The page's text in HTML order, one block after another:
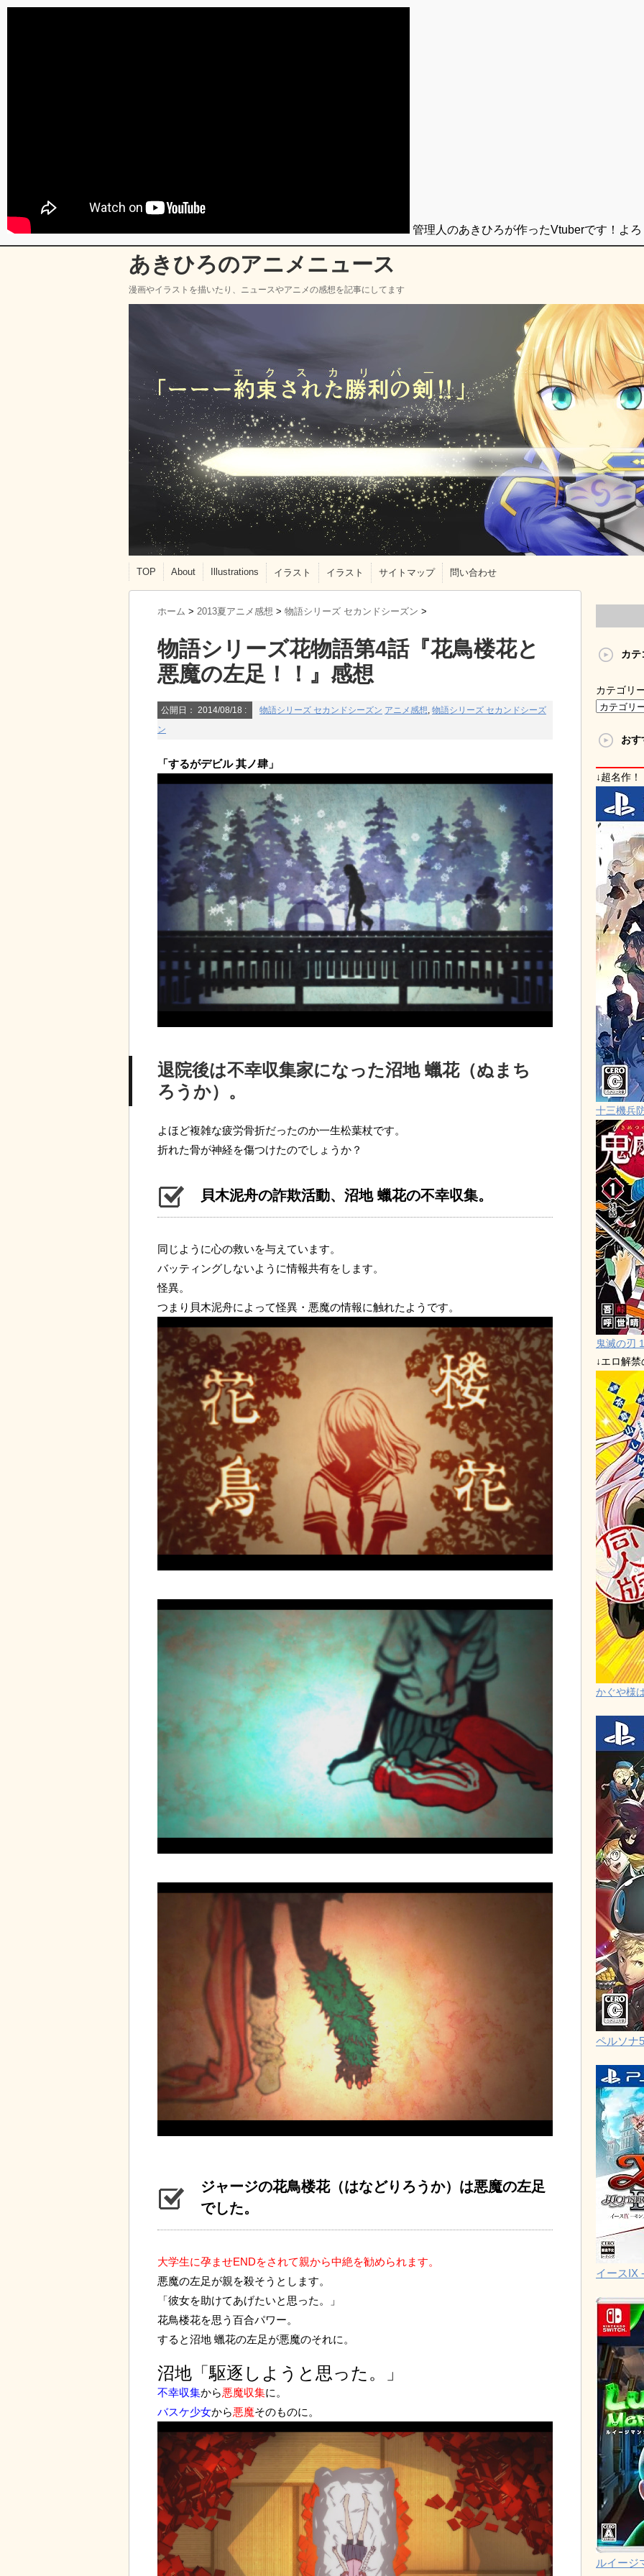
あきひろのアニメニュース
漫画やイラストを描いたり、ニュースやアニメの感想を記事にしてます
TOP About Illustrations イラスト イラスト サイトマップ 問い合わせ
ホーム > 2013夏アニメ感想 > 物語シリーズ セカンドシーズン >
物語シリーズ花物語第4話『花鳥楼花と
悪魔の左足！！』感想
公開日： 2014/08/18 : 物語シリーズ セカンドシーズン アニメ感想, 物語シリーズ セカンドシーズ
ン
「するがデビル 其ノ肆」
退院後は不幸収集家になった沼地 蠟花（ぬまち
ろうか）。
よほど複雑な疲労骨折だったのか一生松葉杖です。
折れた骨が神経を傷つけたのでしょうか？
貝木泥舟の詐欺活動、沼地 蠟花の不幸収集。
同じように心の救いを与えています。
バッティングしないように情報共有をします。
怪異。
つまり貝木泥舟によって怪異・悪魔の情報に触れたようです。
ジャージの花鳥楼花（はなどりろうか）は悪魔の左足
でした。
大学生に孕ませENDをされて親から中絶を勧められます。
悪魔の左足が親を殺そうとします。
「彼女を助けてあげたいと思った。」
花鳥楼花を思う百合パワー。
すると沼地 蠟花の左足が悪魔のそれに。
沼地「駆逐しようと思った。」
不幸収集から悪魔収集に。
バスケ少女から悪魔そのものに。
カテ
カテゴリ
お
↓超名作！
十三機兵
鬼滅の刃
↓エロ解
かぐや様
ペルソナ
イースIX
ルイージ
管理人のあきひろが作ったVtuberです！よ